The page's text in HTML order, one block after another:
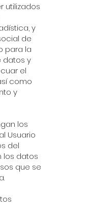
utilizados
y
de
para la
datos y
el
como
y
los
Usuario
del
los datos
que se